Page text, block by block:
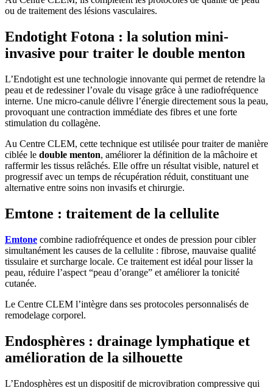
ou de traitement des lésions vasculaires.
Endotight Fotona : la solution mini-
invasive pour traiter le double menton
L’Endotight est une technologie innovante qui permet de retendre la
peau et de redessiner l’ovale du visage grâce à une radiofréquence
interne. Une micro-canule délivre l’énergie directement sous la peau,
provoquant une contraction immédiate des fibres et une forte
stimulation du collagène.
Au Centre CLEM, cette technique est utilisée pour traiter de manière
ciblée le double menton, améliorer la définition de la mâchoire et
raffermir les tissus relâchés. Elle offre un résultat visible, naturel et
progressif avec un temps de récupération réduit, constituant une
alternative entre soins non invasifs et chirurgie.
Emtone : traitement de la cellulite
Emtone combine radiofréquence et ondes de pression pour cibler
simultanément les causes de la cellulite : fibrose, mauvaise qualité
tissulaire et surcharge locale. Ce traitement est idéal pour lisser la
peau, réduire l’aspect “peau d’orange” et améliorer la tonicité
cutanée.
Le Centre CLEM l’intègre dans ses protocoles personnalisés de
remodelage corporel.
Endosphères : drainage lymphatique et
amélioration de la silhouette
L’Endosphères est un dispositif de microvibration compressive qui